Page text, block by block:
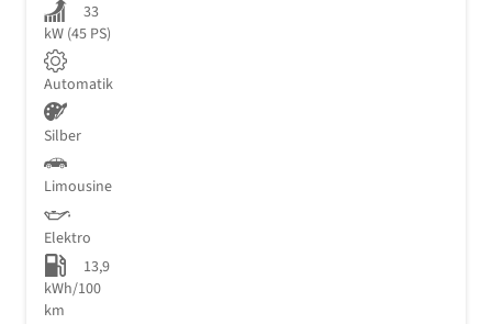
33
kW (45 PS)
Automatik
Silber
Limousine
Elektro
13,9
kWh/100
km